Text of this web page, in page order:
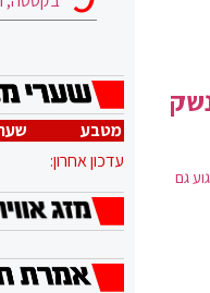
גם
מטבע
עדכון אחרון: